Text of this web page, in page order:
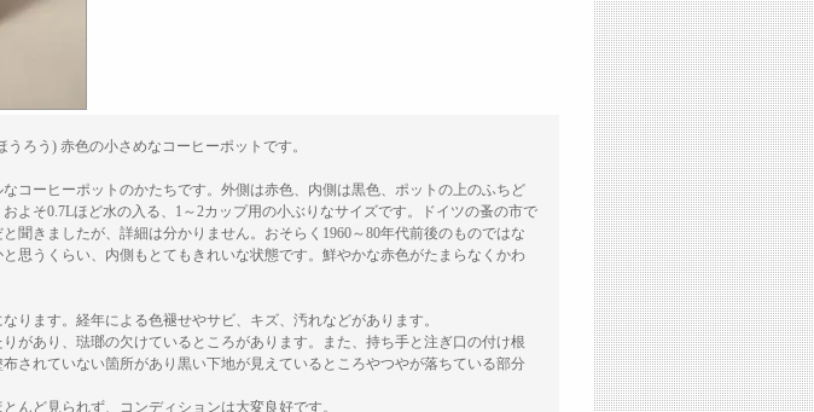
ろう) 赤色の小さめなコーヒーポットです。
コーヒーポットのかたちです。外側は赤色、内側は黒色、ポットの上のふちど
よそ0.7Lほど水の入る、1～2カップ用の小ぶりなサイズです。ドイツの蚤の市で
聞きましたが、詳細は分かりません。おそらく1960～80年代前後のものではな
思うくらい、内側もとてもきれいな状態です。鮮やかな赤色がたまらなくかわ
ります。経年による色褪せやサビ、キズ、汚れなどがあります。
があり、琺瑯の欠けているところがあります。また、持ち手と注ぎ口の付け根
されていない箇所があり黒い下地が見えているところやつやが落ちている部分
んど見られず、コンディションは大変良好です。